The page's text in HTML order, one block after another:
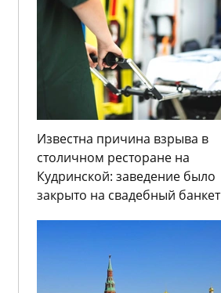
Известна причина взрыва в
столичном ресторане на
Кудринской: заведение было
закрыто на свадебный банкет